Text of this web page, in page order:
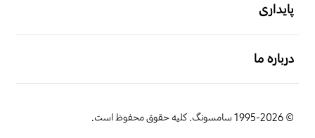
پایداری
درباره ما
© 1995-2026 سامسونگ. کلیه حقوق محفوظ است.